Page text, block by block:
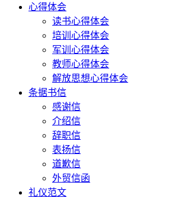
心得体会
读书心得体会
培训心得体会
军训心得体会
教师心得体会
解放思想心得体会
条据书信
感谢信
介绍信
辞职信
表扬信
道歉信
外贸信函
礼仪范文